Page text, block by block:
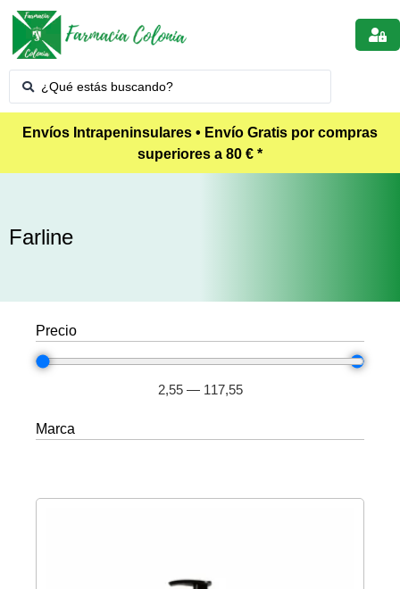
Envíos Intrapeninsulares • Envío Gratis por compras
superiores a 80 € *
Farline
Precio
2,55 — 117,55
Marca